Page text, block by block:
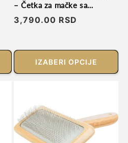
– Četka za mačke sa
kompozitnim češljem
Regularna
3,790.00 RSD
IZABERI OPCIJE